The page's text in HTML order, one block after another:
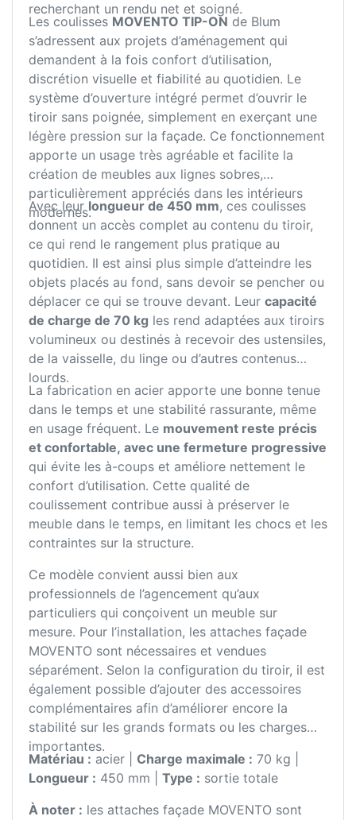
recherchant un rendu net et soigné.
Les coulisses MOVENTO TIP-ON de Blum
s’adressent aux projets d’aménagement qui
demandent à la fois confort d’utilisation,
discrétion visuelle et fiabilité au quotidien. Le
système d’ouverture intégré permet d’ouvrir le
tiroir sans poignée, simplement en exerçant une
légère pression sur la façade. Ce fonctionnement
apporte un usage très agréable et facilite la
création de meubles aux lignes sobres,
particulièrement appréciés dans les intérieurs
modernes.
Avec leurlongueur de 450 mm, ces coulisses
donnent un accès complet au contenu du tiroir,
ce qui rend le rangement plus pratique au
quotidien. Il est ainsi plus simple d’atteindre les
objets placés au fond, sans devoir se pencher ou
déplacer ce qui se trouve devant. Leur capacité
de charge de 70 kg les rend adaptées aux tiroirs
volumineux ou destinés à recevoir des ustensiles,
de la vaisselle, du linge ou d’autres contenus
lourds.
La fabrication en acier apporte une bonne tenue
dans le temps et une stabilité rassurante, même
en usage fréquent. Le mouvement reste précis
et confortable, avec une fermeture progressive
qui évite les à-coups et améliore nettement le
confort d’utilisation. Cette qualité de
coulissement contribue aussi à préserver le
meuble dans le temps, en limitant les chocs et les
contraintes sur la structure.
Ce modèle convient aussi bien aux
professionnels de l’agencement qu’aux
particuliers qui conçoivent un meuble sur
mesure. Pour l’installation, les attaches façade
MOVENTO sont nécessaires et vendues
séparément. Selon la configuration du tiroir, il est
également possible d’ajouter des accessoires
complémentaires afin d’améliorer encore la
stabilité sur les grands formats ou les charges
importantes.
Matériau : acier | Charge maximale : 70 kg |
Longueur : 450 mm | Type : sortie totale
À noter : les attaches façade MOVENTO sont